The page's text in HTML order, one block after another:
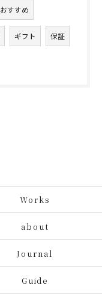
おすすめ
ギフト 保証
Works
about
Journal
Guide